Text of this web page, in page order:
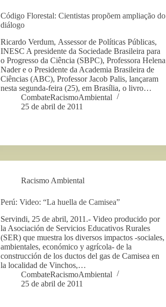
Código Florestal: Cientistas propõem ampliação do
diálogo
Ricardo Verdum, Assessor de Políticas Públicas,
INESC A presidente da Sociedade Brasileira para
o Progresso da Ciência (SBPC), Professora Helena
Nader e o Presidente da Academia Brasileira de
Ciências (ABC), Professor Jacob Palis, lançaram
nesta segunda-feira (25), em Brasília, o livro…
CombateRacismoAmbiental
25 de abril de 2011
Racismo Ambiental
Perú: Video: “La huella de Camisea”
Servindi, 25 de abril, 2011.- Video producido por
la Asociación de Servicios Educativos Rurales
(SER) que muestra los diversos impactos -sociales,
ambientales, económico y agrícola- de la
construcción de los ductos del gas de Camisea en
la localidad de Vinchos,…
CombateRacismoAmbiental
25 de abril de 2011